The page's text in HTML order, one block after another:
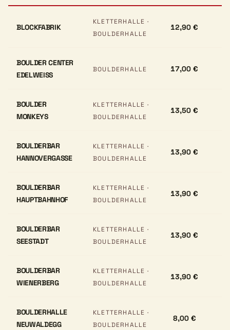
BLOCKFABRIK
KLETTERHALLE ·
BOULDERHALLE
12,90 €
BOULDER CENTER
EDELWEISS
BOULDERHALLE 17,00 €
BOULDER
MONKEYS
KLETTERHALLE ·
BOULDERHALLE
13,50 €
BOULDERBAR
HANNOVERGASSE
KLETTERHALLE ·
BOULDERHALLE
13,90 €
BOULDERBAR
HAUPTBAHNHOF
KLETTERHALLE ·
BOULDERHALLE
13,90 €
BOULDERBAR
SEESTADT
KLETTERHALLE ·
BOULDERHALLE
13,90 €
BOULDERBAR
WIENERBERG
KLETTERHALLE ·
BOULDERHALLE
13,90 €
BOULDERHALLE
NEUWALDEGG
KLETTERHALLE ·
BOULDERHALLE
8,00 €